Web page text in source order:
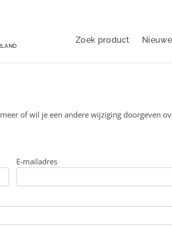
Zoek product
of wil je een andere wijziging doorgeven
E-mailadres